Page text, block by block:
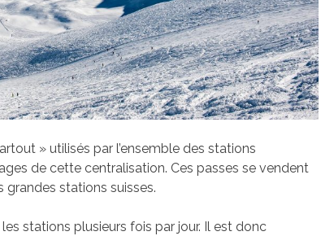
» utilisés par l’ensemble des stations
de cette centralisation. Ces passes se vendent
grandes stations suisses.
stations plusieurs fois par jour. Il est donc